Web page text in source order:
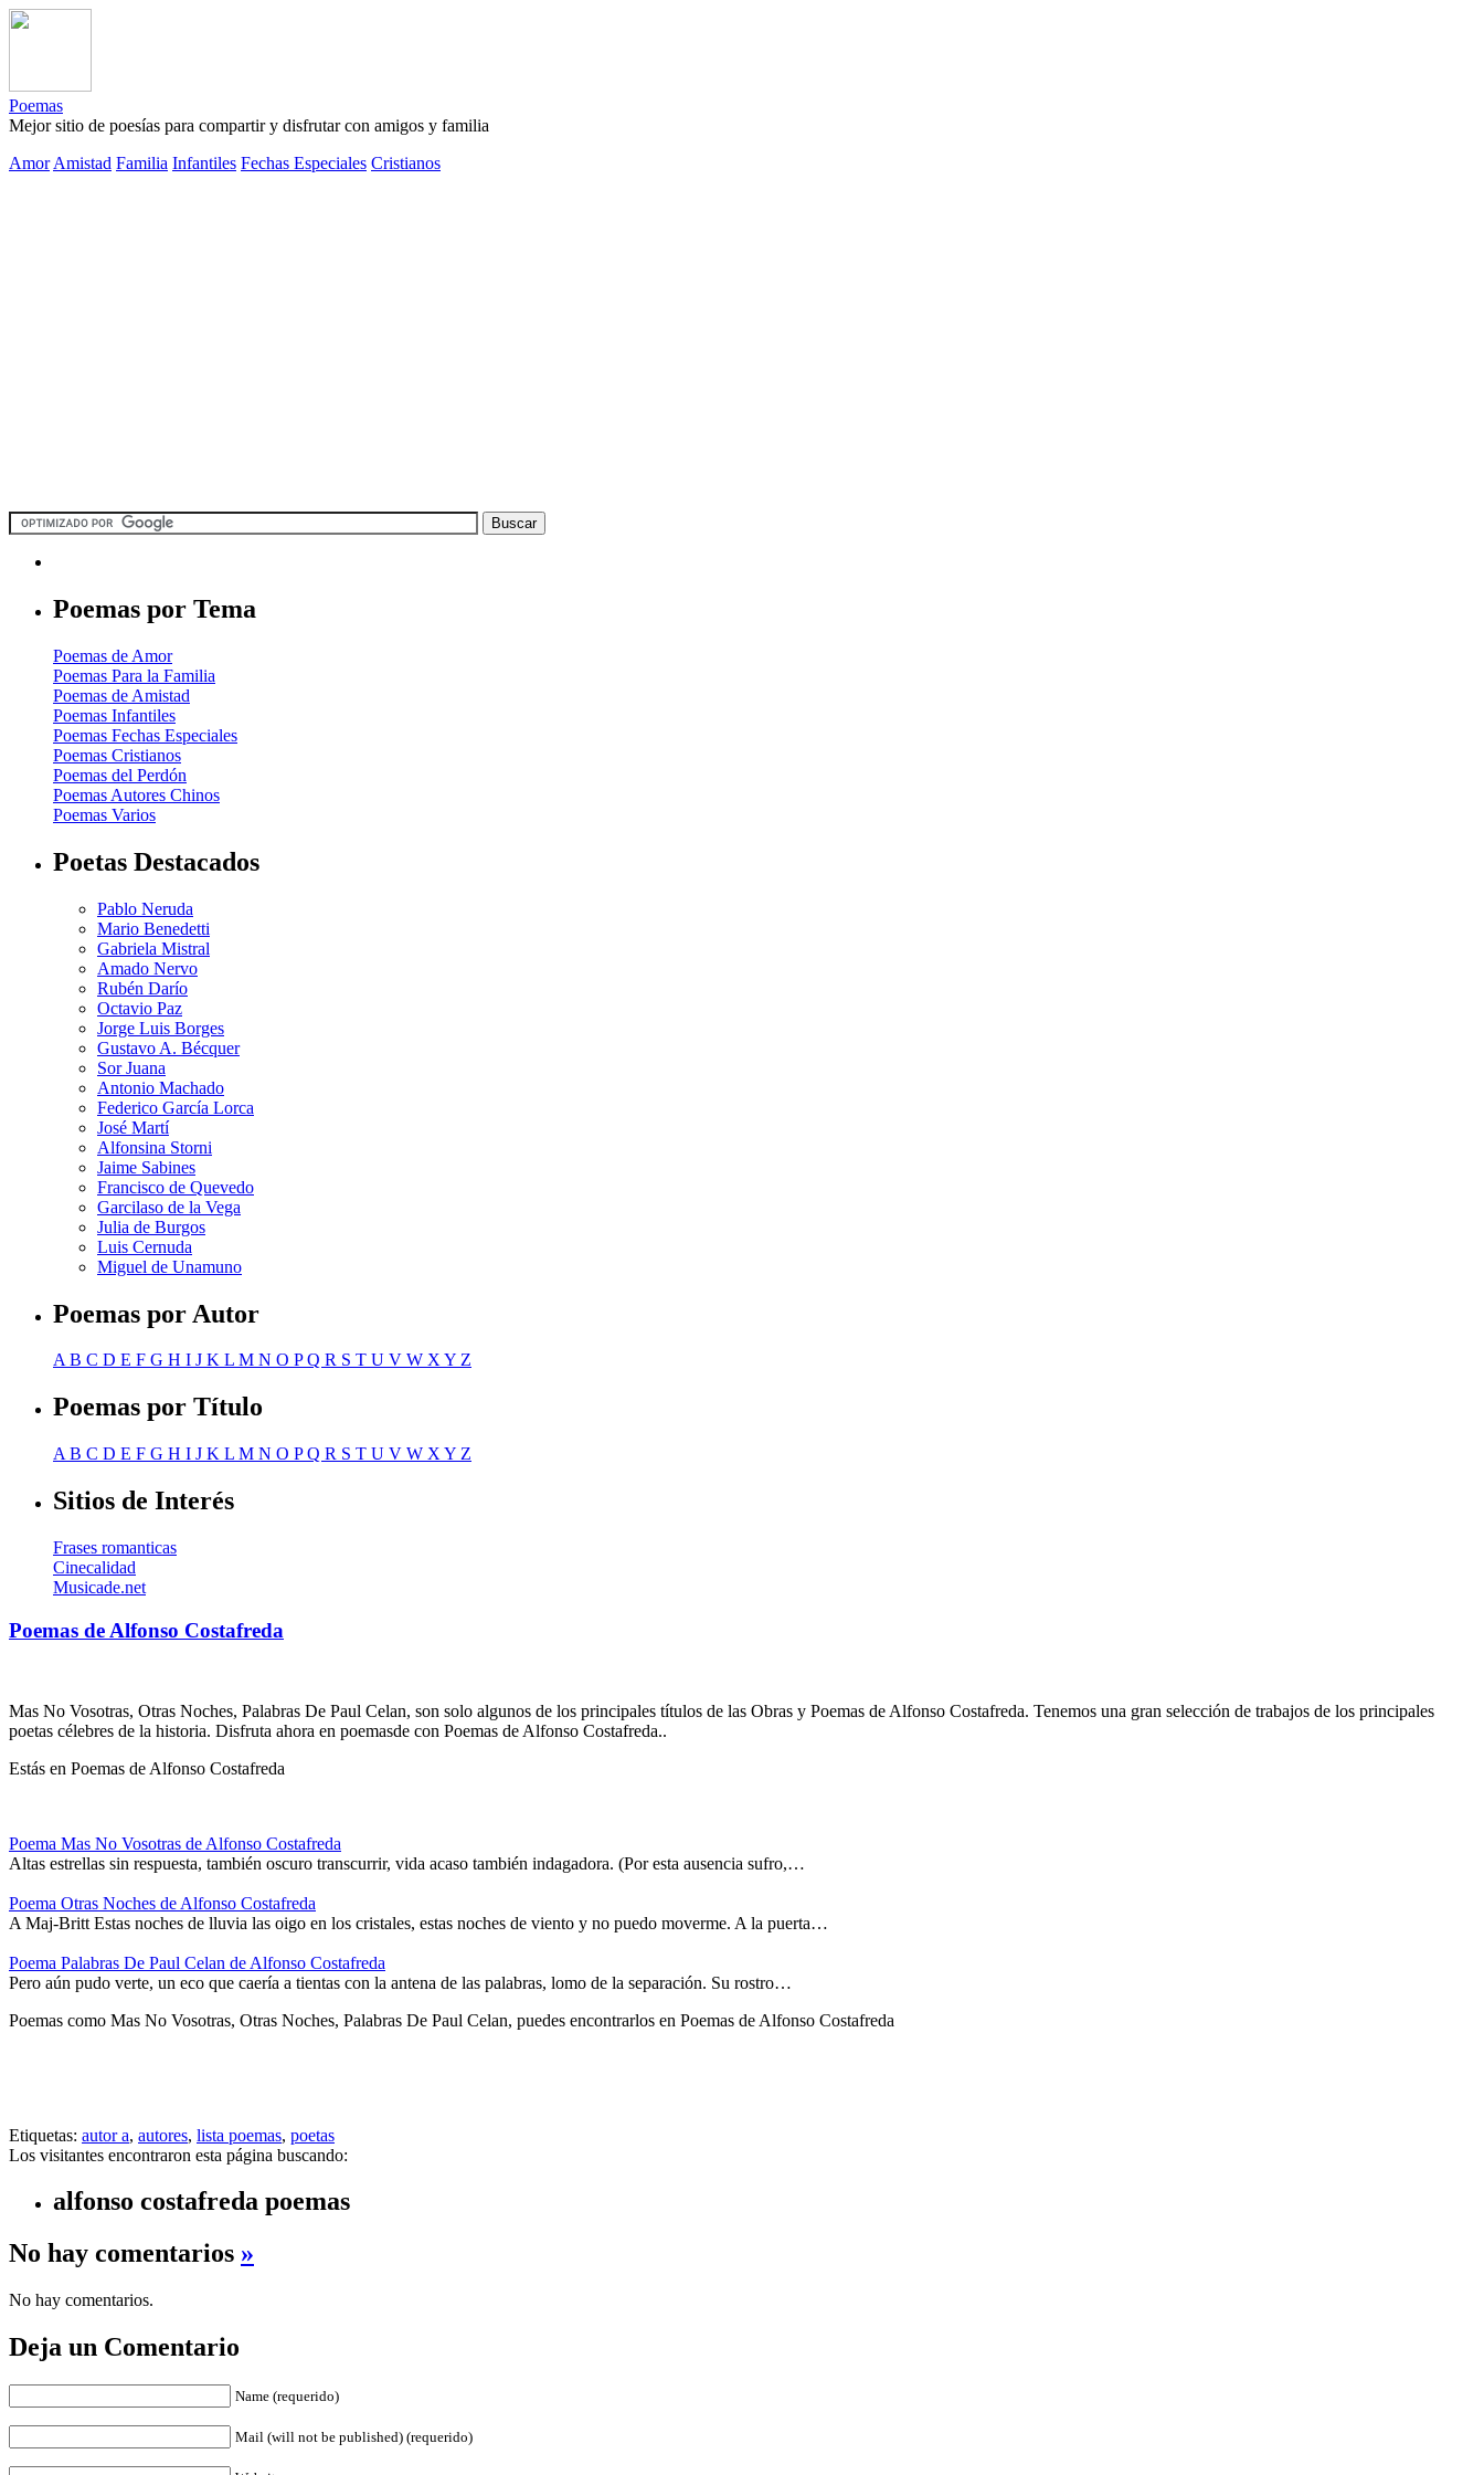
Poemas
Mejor sitio de poesías para compartir y disfrutar con amigos y familia
Amor Amistad Familia Infantiles Fechas Especiales Cristianos
Poemas por Tema
Poemas de Amor
Poemas Para la Familia
Poemas de Amistad
Poemas Infantiles
Poemas Fechas Especiales
Poemas Cristianos
Poemas del Perdón
Poemas Autores Chinos
Poemas Varios
Poetas Destacados
Pablo Neruda
Mario Benedetti
Gabriela Mistral
Amado Nervo
Rubén Darío
Octavio Paz
Jorge Luis Borges
Gustavo A. Bécquer
Sor Juana
Antonio Machado
Federico García Lorca
José Martí
Alfonsina Storni
Jaime Sabines
Francisco de Quevedo
Garcilaso de la Vega
Julia de Burgos
Luis Cernuda
Miguel de Unamuno
Poemas por Autor
AB C D E F G H I J K L M N O PQ R S T U V W XY Z
Poemas por Título
A B C D E F G H I J K L M N O PQ R S T U V W X Y Z
Sitios de Interés
Frases romanticas
Cinecalidad
Musicade.net
Poemas de Alfonso Costafreda
Mas No Vosotras, Otras Noches, Palabras De Paul Celan, son solo algunos de los principales títulos de las Obras y Poemas de Alfonso Costafreda. Tenemos una gran selección de trabajos de los principales
poetas célebres de la historia. Disfruta ahora en poemasde con Poemas de Alfonso Costafreda..
Estás en Poemas de Alfonso Costafreda
Poema Mas No Vosotras de Alfonso Costafreda
Altas estrellas sin respuesta, también oscuro transcurrir, vida acaso también indagadora. (Por esta ausencia sufro,…
Poema Otras Noches de Alfonso Costafreda
A Maj-Britt Estas noches de lluvia las oigo en los cristales, estas noches de viento y no puedo moverme. A la puerta…
Poema Palabras De Paul Celan de Alfonso Costafreda
Pero aún pudo verte, un eco que caería a tientas con la antena de las palabras, lomo de la separación. Su rostro…
Poemas como Mas No Vosotras, Otras Noches, Palabras De Paul Celan, puedes encontrarlos en Poemas de Alfonso Costafreda
Etiquetas: autor a, autores, lista poemas, poetas
Los visitantes encontraron esta página buscando:
alfonso costafreda poemas
No hay comentarios »
No hay comentarios.
Deja un Comentario
Name (requerido)
Mail (will not be published) (requerido)